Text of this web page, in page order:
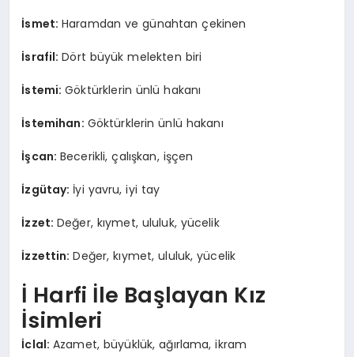
İsmet:Haramdan ve günahtan çekinen
İsrafil:Dört büyük melekten biri
İstemi:Göktürklerin ünlü hakanı
İstemihan: Göktürklerin ünlü hakanı
İşcan:Becerikli, çalışkan, işçen
İzgütay: İyi yavru, iyi tay
İzzet:Değer, kıymet, ululuk, yücelik
İzzettin:Değer, kıymet, ululuk, yücelik
İ Harfi İle Başlayan Kız
İsimleri
İclal:Azamet, büyüklük, ağırlama, ikram